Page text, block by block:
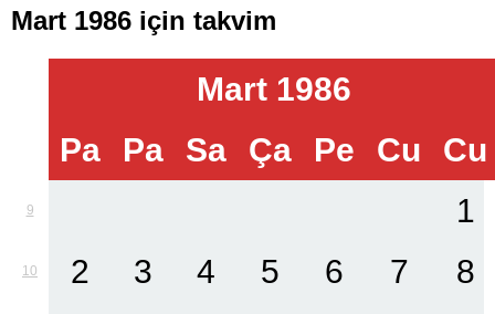
Mart 1986 için takvim
Mart 1986
Pa
Pa Sa Ça Pe Cu Cu
9 1
10 2 3 4 5 6 7 8